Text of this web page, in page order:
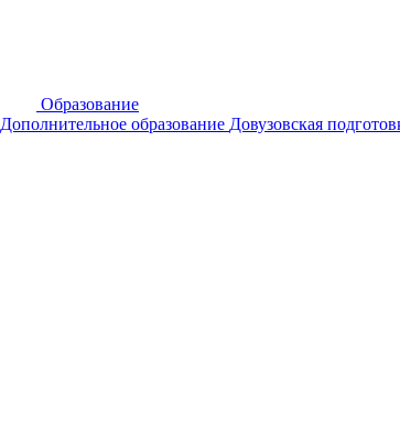
Образование
Дополнительное образование Довузовская